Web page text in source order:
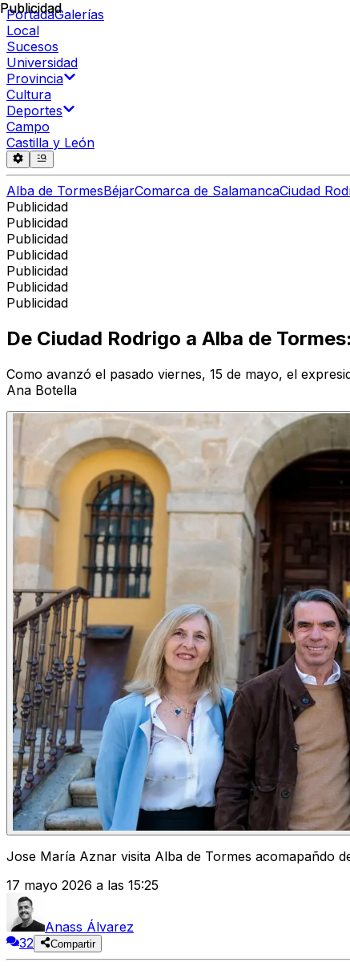
PortadaGalerías
Local
Sucesos
Universidad
Provincia
Cultura
Deportes
Campo
Castilla y León
Alba de TormesBéjarComarca de SalamancaCiudad
Publicidad
Publicidad
Publicidad
Publicidad
Publicidad
Publicidad
Publicidad
Publicidad
De Ciudad Rodrigo a Alba de
Como avanzó el pasado viernes, 15 de mayo, el
Ana Botella
Jose María Aznar visita Alba de Tormes acomapañdo
17 mayo 2026 a las 15:25
Anass Álvarez
32
Compartir
Publicidad